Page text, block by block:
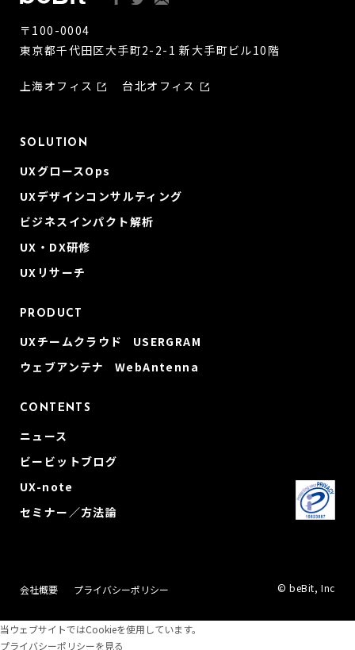
〒100-0004
東京都千代田区大手町2-2-1 新大手町ビル10階
上海オフィス 台北オフィス
SOLUTION
UXグロースOps
UXデザインコンサルティング
ビジネスインパクト解析
UX・DX研修
UXリサーチ
PRODUCT
UXチームクラウド USERGRAM
ウェブアンテナ WebAntenna
CONTENTS
ニュース
ビービットブログ
UX-note
セミナー／方法論
会社概要 プライバシーポリシー © beBit, Inc
当ウェブサイトではCookieを使用しています。
プライバシーポリシーを見る